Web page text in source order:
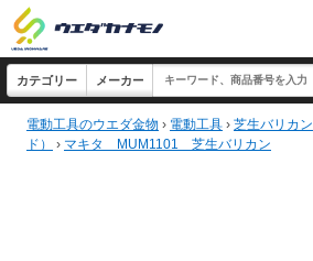
電動工具のウエダ金物 › 電動工具 › 芝生バリカン
ド）
› マキタ MUM1101 芝生バリカン